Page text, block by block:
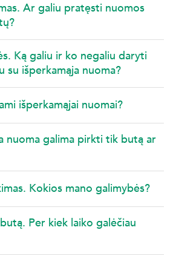
Ar galiu pratęsti nuomos
Ką galiu ir ko negaliu daryti
su išperkamąja nuoma?
išperkamąjai nuomai?
nuoma galima pirkti tik butą ar
Kokios mano galimybės?
Per kiek laiko galėčiau